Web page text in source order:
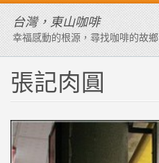
台灣，東山咖啡
幸福感動的根源，尋找咖啡的故鄉
張記肉圓